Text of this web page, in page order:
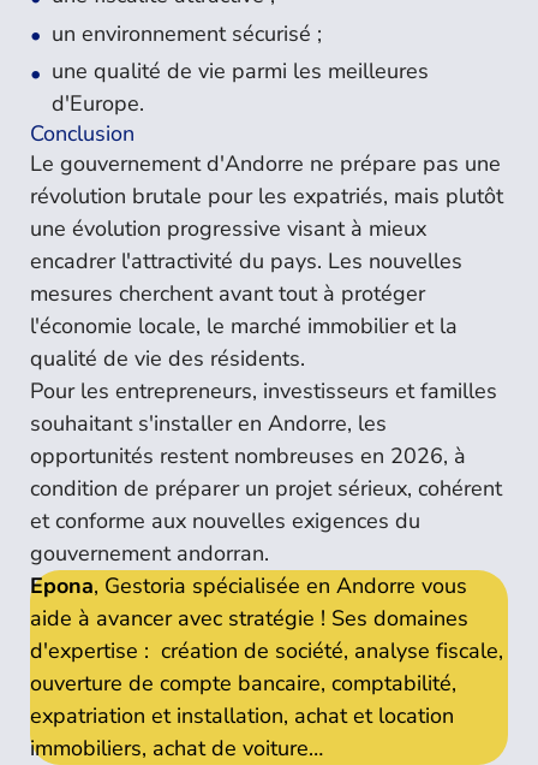
un environnement sécurisé ;
une qualité de vie parmi les meilleures
d'Europe.
Conclusion
Le gouvernement d'Andorre ne prépare pas une
révolution brutale pour les expatriés, mais plutôt
une évolution progressive visant à mieux
encadrer l'attractivité du pays. Les nouvelles
mesures cherchent avant tout à protéger
l'économie locale, le marché immobilier et la
qualité de vie des résidents.
Pour les entrepreneurs, investisseurs et familles
souhaitant s'installer en Andorre, les
opportunités restent nombreuses en 2026, à
condition de préparer un projet sérieux, cohérent
et conforme aux nouvelles exigences du
gouvernement andorran.
Epona, Gestoria spécialisée en Andorre vous
aide à avancer avec stratégie ! Ses domaines
d'expertise : création de société, analyse fiscale,
ouverture de compte bancaire, comptabilité,
expatriation et installation, achat et location
immobiliers, achat de voiture…